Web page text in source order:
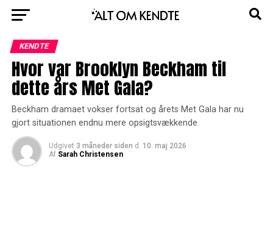
KENDTE
Hvor var Brooklyn Beckham til
dette års Met Gala?
Beckham dramaet vokser fortsat og årets Met Gala har nu
gjort situationen endnu mere opsigtsvækkende.
Udgivet 3 måneder siden d. 10. maj 2026
Af Sarah Christensen